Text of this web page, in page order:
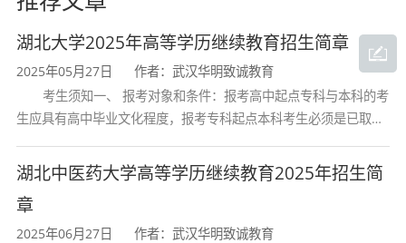
实践能力：能够运用教育学的基本理论分析
和解决教育实践中的问题，具备较强的班级管理
能力；
政策视野：熟悉我国教育方针、政策和法
规，了解教育科学的理论前沿及国内外教育改革
的发展趋势。
湖北大学2025年高等学历继续教育招生简章
2025年05月27日
作者：武汉华明致诚教育
考生须知一、 报考对象和条件：报考高中起点专科与本科的考
生应具有高中毕业文化程度，报考专科起点本科考生必须是已取得
构颁发的大学专科毕业证书的人
湖北中医药大学高等学历继续教育2025年招生简
章
2025年06月27日
作者：武汉华明致诚教育